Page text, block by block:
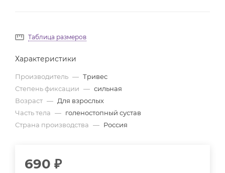
Таблица размеров
Характеристики
Производитель — Тривес
Степень фиксации — сильная
Возраст — Для взрослых
Часть тела — голеностопный сустав
Страна производства — Россия
690 ₽